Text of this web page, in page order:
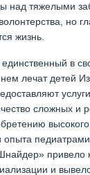
над тяжелыми
но
жизнь.
в
лечат детей
сложных и
педиатрами
привело
и